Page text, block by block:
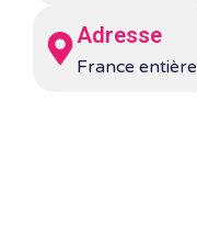
Adresse
France entière